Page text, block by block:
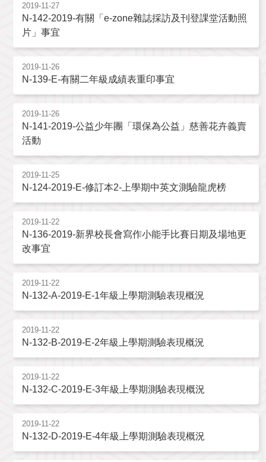
2019-11-27
N-142-2019-有關「e-zone雜誌採訪及刊登課堂活動照
片」事宜
2019-11-26
N-139-E-有關二年級成績表重印事宜
2019-11-26
N-141-2019-公益少年團「環保為公益」慈善花卉義賣
活動
2019-11-25
N-124-2019-E-修訂本2-上學期中英文測驗龍虎榜
2019-11-22
N-136-2019-新界校長會寫作小能手比賽日期及場地更
改事宜
2019-11-22
N-132-A-2019-E-1年級上學期測驗表現概況
2019-11-22
N-132-B-2019-E-2年級上學期測驗表現概況
2019-11-22
N-132-C-2019-E-3年級上學期測驗表現概況
2019-11-22
N-132-D-2019-E-4年級上學期測驗表現概況